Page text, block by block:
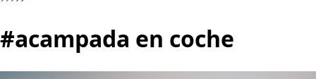
#acampada en coche